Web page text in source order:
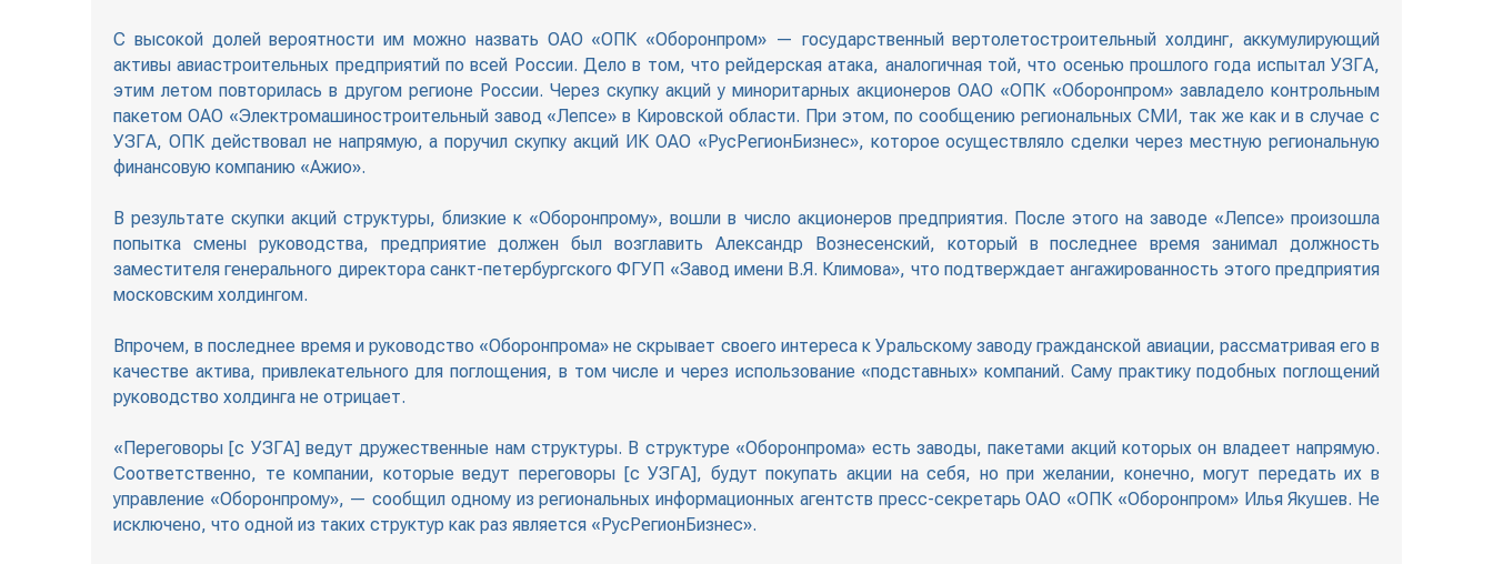
С высокой долей вероятности им можно назвать ОАО «ОПК «Оборонпром» — государственный вертолетостроительный холдинг, аккумулирующий
активы авиастроительных предприятий по всей России. Дело в том, что рейдерская атака, аналогичная той, что осенью прошлого года испытал УЗГА,
этим летом повторилась в другом регионе России. Через скупку акций у миноритарных акционеров ОАО «ОПК «Оборонпром» завладело контрольным
пакетом ОАО «Электромашиностроительный завод «Лепсе» в Кировской области. При этом, по сообщению региональных СМИ, так же как и в случае с
УЗГА, ОПК действовал не напрямую, а поручил скупку акций ИК ОАО «РусРегионБизнес», которое осуществляло сделки через местную региональную
финансовую компанию «Ажио».
В результате скупки акций структуры, близкие к «Оборонпрому», вошли в число акционеров предприятия. После этого на заводе «Лепсе» произошла
попытка смены руководства, предприятие должен был возглавить Александр Вознесенский, который в последнее время занимал должность
заместителя генерального директора санкт-петербургского ФГУП «Завод имени В.Я. Климова», что подтверждает ангажированность этого предприятия
московским холдингом.
Впрочем, в последнее время и руководство «Оборонпрома» не скрывает своего интереса к Уральскому заводу гражданской авиации, рассматривая его в
качестве актива, привлекательного для поглощения, в том числе и через использование «подставных» компаний. Саму практику подобных поглощений
руководство холдинга не отрицает.
«Переговоры [с УЗГА] ведут дружественные нам структуры. В структуре «Оборонпрома» есть заводы, пакетами акций которых он владеет напрямую.
Соответственно, те компании, которые ведут переговоры [с УЗГА], будут покупать акции на себя, но при желании, конечно, могут передать их в
управление «Оборонпрому», — сообщил одному из региональных информационных агентств пресс-секретарь ОАО «ОПК «Оборонпром» Илья Якушев. Не
исключено, что одной из таких структур как раз является «РусРегионБизнес».